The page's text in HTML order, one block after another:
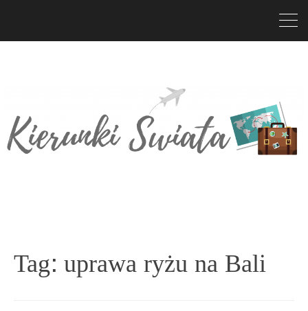
Tag:uprawa ryżu na Bali